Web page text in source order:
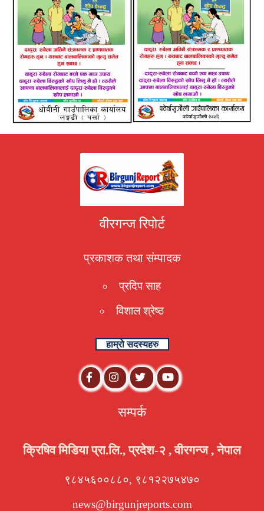
वीरगन्ज रिपोर्ट
प्रकाशक तथा संम्पादक
प्रदिप साह
विशाल श्रेष्ठ
हाम्रो सदस्यहरु
सम्पर्क
क्रिषिव मिडिया प्रा.लि., प्रदेश-२ , वीरगन्ज , नेपाल
९८४५६००८८०, ९८१२२७५४७०
news@birgunjreports.com